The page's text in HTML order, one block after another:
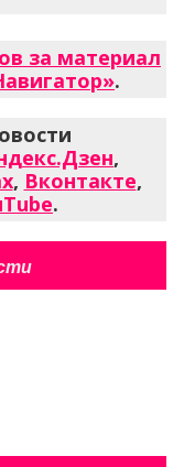
за материал
.
,
, Вконтакте,
.